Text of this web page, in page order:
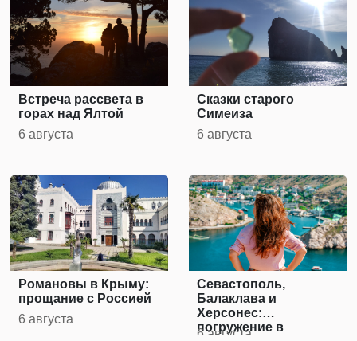
Встреча рассвета в
горах над Ялтой
6 августа
Сказки старого
Симеиза
6 августа
Романовы в Крыму:
прощание с Россией
6 августа
Севастополь,
Балаклава и
Херсонес:
погружение в
6 августа